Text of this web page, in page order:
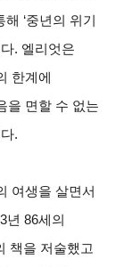
‘중년의 위기
. 엘리엇은
한계에
을 면할 수 없는
.
여생을 살면서
년 86세의
책을 저술했고